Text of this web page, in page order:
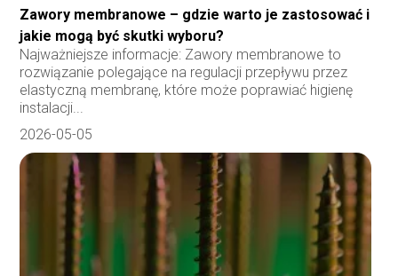
Zawory membranowe – gdzie warto je zastosować i
jakie mogą być skutki wyboru?
Najważniejsze informacje: Zawory membranowe to
rozwiązanie polegające na regulacji przepływu przez
elastyczną membranę, które może poprawiać higienę
instalacji...
2026-05-05